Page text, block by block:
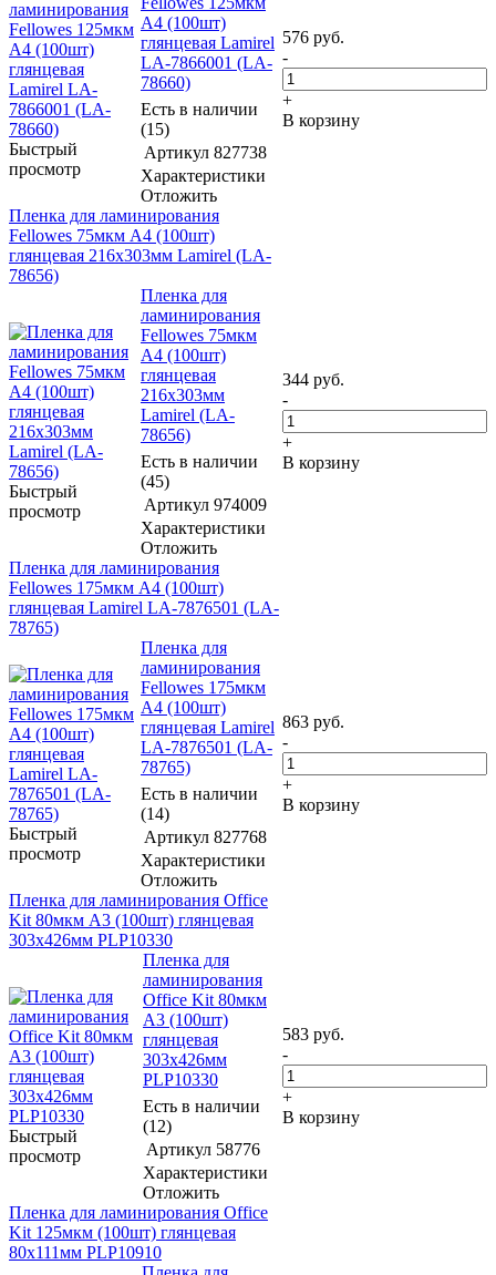
Быстрый
просмотр
A4 (100шт)
глянцевая Lamirel
LA-7866001 (LA-
78660)
Есть в наличии
(15)
Артикул 827738
Характеристики
Отложить
576 руб.
-
+
В корзину
Пленка для ламинирования
Fellowes 75мкм A4 (100шт)
глянцевая 216x303мм Lamirel (LA-
78656)
Быстрый
просмотр
Пленка для
ламинирования
Fellowes 75мкм
A4 (100шт)
глянцевая
216x303мм
Lamirel (LA-
78656)
Есть в наличии
(45)
Артикул 974009
Характеристики
Отложить
344 руб.
-
+
В корзину
Пленка для ламинирования
Fellowes 175мкм A4 (100шт)
глянцевая Lamirel LA-7876501 (LA-
78765)
Быстрый
просмотр
Пленка для
ламинирования
Fellowes 175мкм
A4 (100шт)
глянцевая Lamirel
LA-7876501 (LA-
78765)
Есть в наличии
(14)
Артикул 827768
Характеристики
Отложить
863 руб.
-
+
В корзину
Пленка для ламинирования Office
Kit 80мкм A3 (100шт) глянцевая
303x426мм PLP10330
Быстрый
просмотр
Пленка для
ламинирования
Office Kit 80мкм
A3 (100шт)
глянцевая
303x426мм
PLP10330
Есть в наличии
(12)
Артикул 58776
Характеристики
Отложить
583 руб.
-
+
В корзину
Пленка для ламинирования Office
Kit 125мкм (100шт) глянцевая
80x111мм PLP10910